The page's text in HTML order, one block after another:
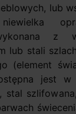
lub
z
lub stali
(element
jest w
stal